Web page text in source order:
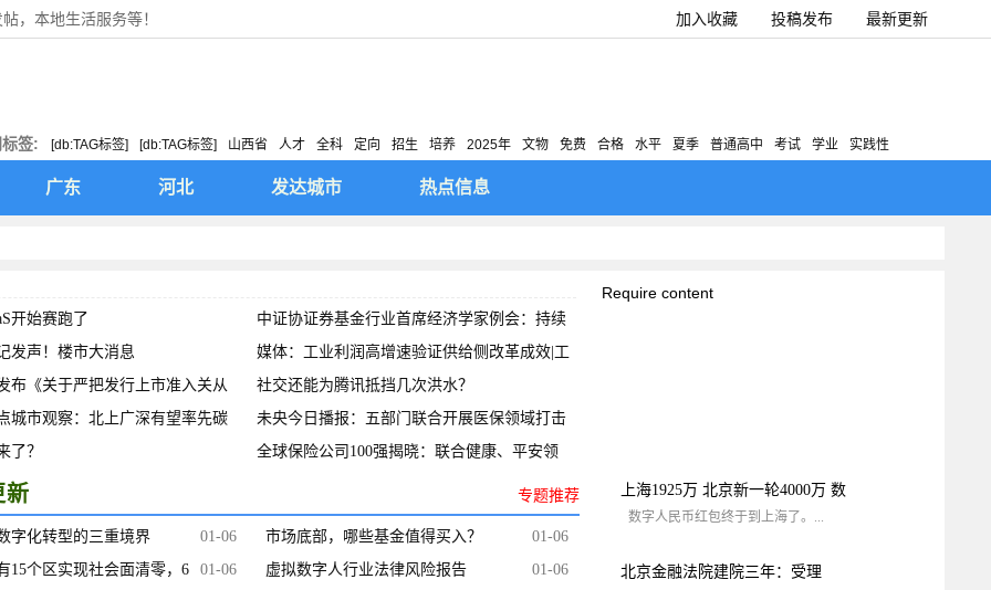
，本地生活服务等！ 加入收藏 投稿发布 最新更新
签: [db:TAG标签] [db:TAG标签] 山西省 人才 全科 定向 招生 培养 2025年 文物 免费 合格 水平 夏季 普通高中 考试 学业
实践性
广东 河北 发达城市 热点信息
开始赛跑了
中证协证券基金行业首席经济学家例会：持续
提高上
发声！楼市大消息
媒体：工业利润高增速验证供给侧改革成效|工
业利润
布《关于严把发行上市准入关从
社交还能为腾讯抵挡几次洪水？
城市观察：北上广深有望率先碳
未央今日播报：五部门联合开展医保领域打击
欺诈骗
了？
全球保险公司100强揭晓：联合健康、平安领
Require content
新 专题推荐
01-06
字化转型的三重境界 01-06
市场底部，哪些基金值得买入？
01-06
15个区实现社会面清零，6
01-06
虚拟数字人行业法律风险报告
上海1925万 北京新一轮4000万 数
数字人民币红包终于到上海了。...
北京金融法院建院三年：受理